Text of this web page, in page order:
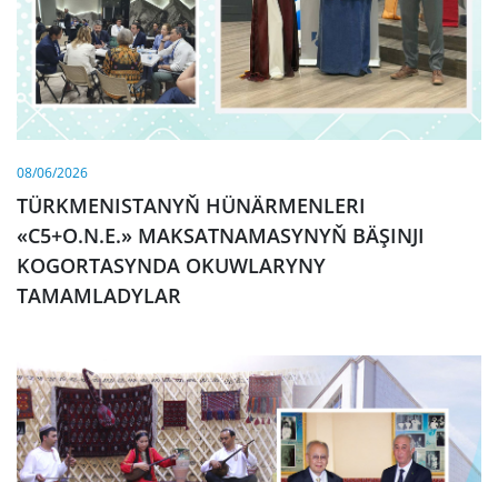
08/06/2026
TÜRKMENISTANYŇ HÜNÄRMENLERI
«C5+O.N.E.» MAKSATNAMASYNYŇ BÄŞINJI
KOGORTASYNDA OKUWLARYNY
TAMAMLADYLAR